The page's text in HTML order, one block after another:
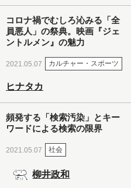
コロナ禍でむしろ沁みる「全
員悪人」の祭典。映画『ジェ
ントルメン』の魅力
2021.05.07 カルチャー・スポーツ
ヒナタカ
頻発する「検索汚染」とキー
ワードによる検索の限界
2021.05.07 社会
柳井政和